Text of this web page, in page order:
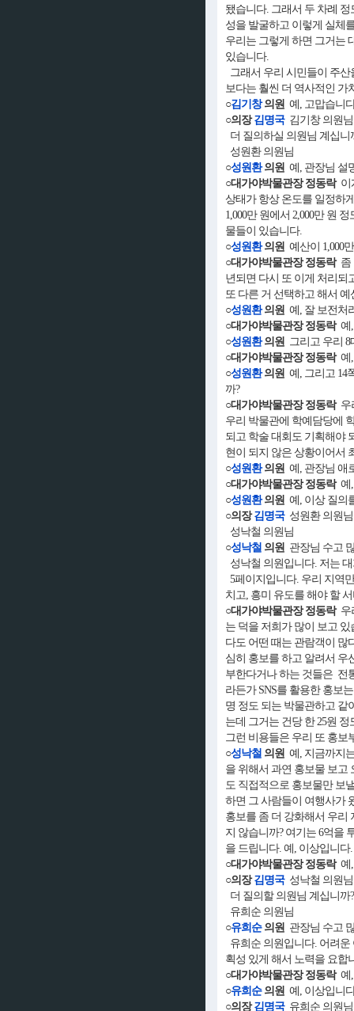
됐습니다. 그래서 두 차례
성을 발굴하고 이렇게 실체
우리는 그렇게 하면 그거는
있습니다.
그래서 우리 시민들이 주
보다는 훨씬 더 역사적인 가
○김기창의원 예, 고맙습니
○의장김명국김기창 의원님
더 질의하실 의원님 계십니
성원환 의원님
○성원환의원 예, 관장님 설
○대가야박물관장 정동락이
상태가 항상 온도를 일정하
1,000만 원에서 2,000만 원
물들이 있습니다.
○성원환의원 예산이 1,000
○대가야박물관장 정동락좀
년되면 다시 또 이게 처리되
또 다른 거 선택하고 해서
○성원환의원 예, 잘 보전처
○대가야박물관장 정동락예,
○성원환의원 그리고 우리
○대가야박물관장 정동락예,
○성원환의원 예, 그리고 14
까?
○대가야박물관장 정동락우
우리 박물관에 학예담당에
되고 학술 대회도 기획해야
현이 되지 않은 상황이어서
○성원환의원 예, 관장님 애
○대가야박물관장 정동락예,
○성원환의원 예, 이상 질의
○의장김명국성원환 의원님
성낙철 의원님
○성낙철 의원 관장님 수고
성낙철 의원입니다. 저는
5페이지입니다. 우리 지역
치고, 흥미 유도를 해야 할
○대가야박물관장 정동락우
는 덕을 저희가 많이 보고
다도 어떤 때는 관람객이 많
심히 홍보를 하고 알려서 우
부한다거나 하는 것들은 전
라든가 SNS를 활용한 홍보
명 정도 되는 박물관하고 같
는데 그거는 건당 한 25원
그런 비용들은 우리 또 홍보
○성낙철 의원 예, 지금까지
을 위해서 과연 홍보물 보고
도 직접적으로 홍보물만 보
하면 그 사람들이 여행사가
홍보를 좀 더 강화해서 우리
지 않습니까? 여기는 6억을
을 드립니다. 예, 이상입니다.
○대가야박물관장 정동락예,
○의장김명국성낙철 의원님
더 질의할 의원님 계십니까?
유희순 의원님
○유희순의원 관장님 수고
유희순 의원입니다. 어려
획성 있게 해서 노력을 요합
○대가야박물관장 정동락예,
○유희순의원 예, 이상입니
○의장김명국유희순 의원님